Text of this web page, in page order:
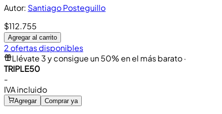
Autor: Santiago Posteguillo
$112.755
Agregar al carrito
2 ofertas disponibles
Llévate 3 y consigue un 50% en el más barato·
TRIPLE50
-
IVA incluido
Agregar Comprar ya